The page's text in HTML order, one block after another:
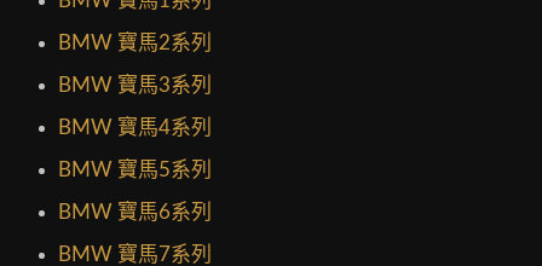
BMW 寶馬2系列
BMW 寶馬3系列
BMW 寶馬4系列
BMW 寶馬5系列
BMW 寶馬6系列
BMW 寶馬7系列